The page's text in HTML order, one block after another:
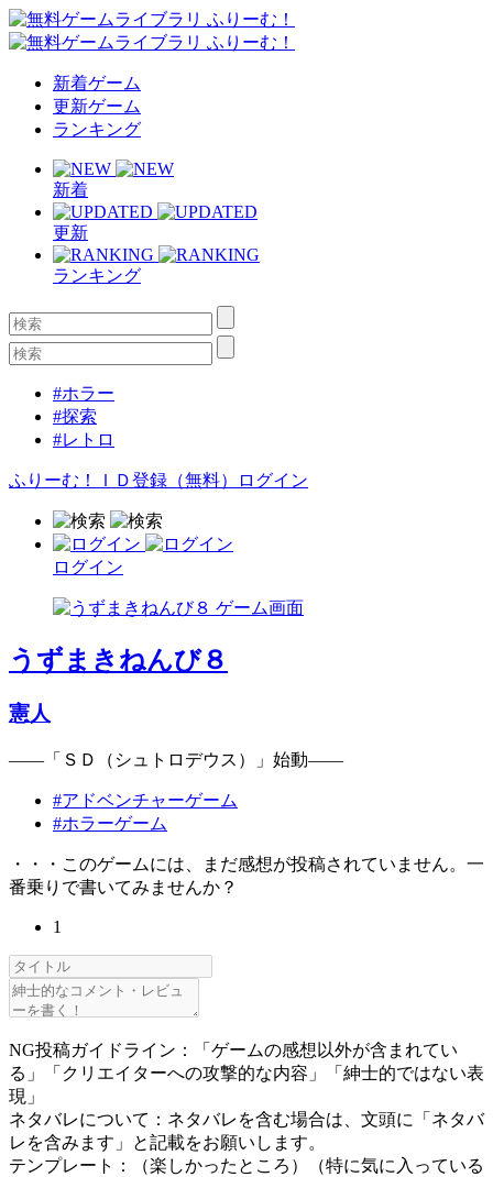
新着ゲーム
更新ゲーム
ランキング
新着
更新
ランキング
#ホラー
#探索
#レトロ
ふりーむ！ＩＤ登録（無料） ログイン
ログイン
うずまきねんび８
憲人
――「ＳＤ（シュトロデウス）」始動――
#アドベンチャーゲーム
#ホラーゲーム
・・・このゲームには、まだ感想が投稿されていません。一
番乗りで書いてみませんか？
1
NG投稿ガイドライン：「ゲームの感想以外が含まれてい
る」「クリエイターへの攻撃的な内容」「紳士的ではない表
現」
ネタバレについて：ネタバレを含む場合は、文頭に「ネタバ
レを含みます」と記載をお願いします。
テンプレート：（楽しかったところ）（特に気に入っている